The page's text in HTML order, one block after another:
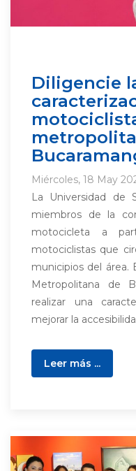
Diligencie
Miércoles, 18 May
La Universidad de
miembros de la
motocicleta a
motociclistas que
municipios del área.
Metropolitana de
realizar una
mejorar la
Leer más ...